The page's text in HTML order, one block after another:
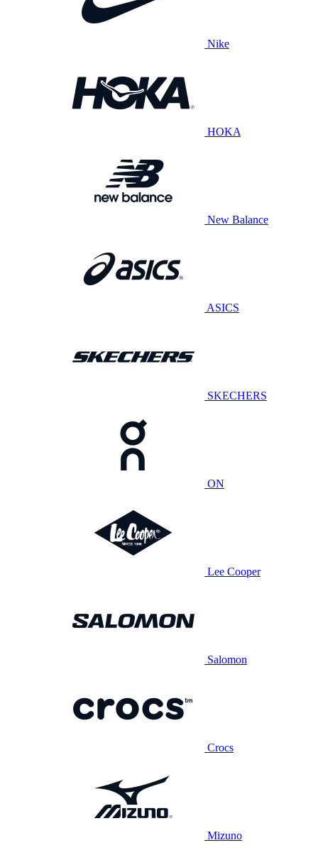
Nike
HOKA
New Balance
ASICS
SKECHERS
ON
Lee Cooper
Salomon
Crocs
Mizuno